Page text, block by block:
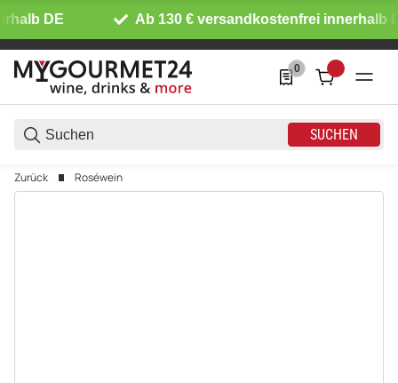
DE Ab 130 € versandkostenfrei innerhalb
SUCHEN
0
0 Produkte in der
Zurück Roséwein